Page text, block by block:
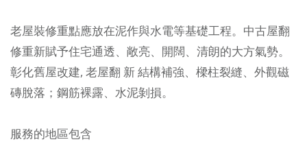
老屋裝修重點應放在泥作與水電等基礎工程。中古屋翻
修重新賦予住宅通透、敞亮、開闊、清朗的大方氣勢。
彰化舊屋改建, 老屋翻 新結構補強、樑柱裂縫、外觀磁
磚脫落；鋼筋裸露、水泥剝損。
服務的地區包含